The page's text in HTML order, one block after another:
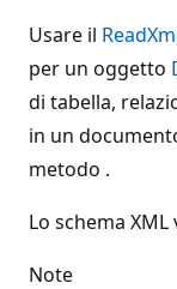
Usare il
per un oggetto
di tabella,
in un
metodo .
Lo schema
Note